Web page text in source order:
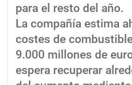
para el resto del año.
La compañía estima
costes de
9.000 millones de
espera recuperar